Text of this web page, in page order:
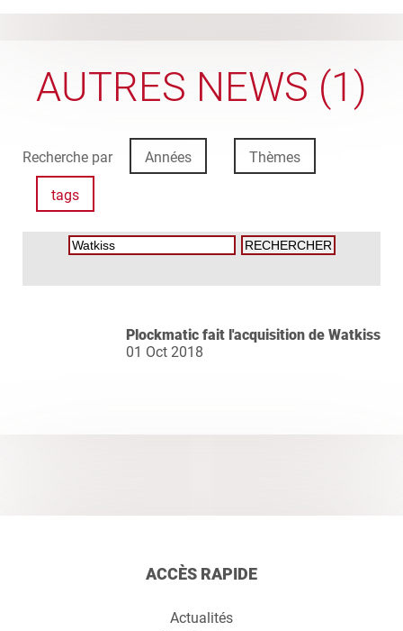
AUTRES NEWS (1)
Recherche par Années Thèmes
tags
Plockmatic fait l'acquisition de Watkiss
01 Oct 2018
ACCÈS RAPIDE
Actualités